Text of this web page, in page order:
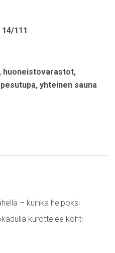
111
, huoneistovarastot,
pesutupa, yhteinen sauna
– kuinka helpoksi
kurottelee kohti